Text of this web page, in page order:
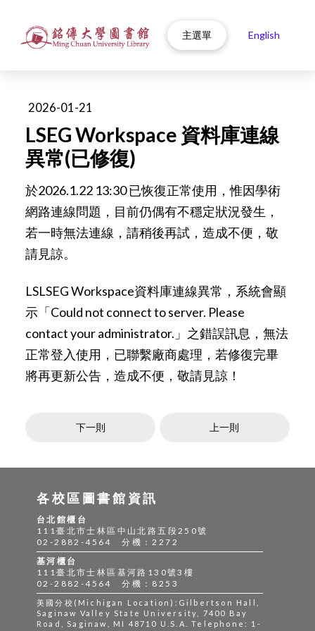
主選單 English
2026-01-21
LSEG Workspace 資料庫連線
異常(已修復)
於2026.1.22 13:30 已恢復正常使用，惟因學術
網路連線問題，目前仍偶有不穩定狀況發生，
若一時無法連線，請稍後再試，造成不便，敬
請見諒。
LSLSEG Workspace資料庫連線異常，系統會顯
示「Could not connect to server. Please
contact your administrator.」之錯誤訊息，無法
正常登入使用，已聯繫廠商處理，若修復完畢
將再更新公告，造成不便，敬請見諒！
下一則 上一則
各校區圖書館資訊
台北館櫃台
111臺北市士林區中山北路五段250號
02-2882-4564 分機：2272
基河櫃台
111臺北市士林區基河路130號3樓
02-2882-4564 分機：8253
美國分校(Michigan Location):Gilbertson Hall,
Saginaw Valley State University, 7400 Bay
Road, Saginaw, MI 48710 U.S.A. Telephone: 1-